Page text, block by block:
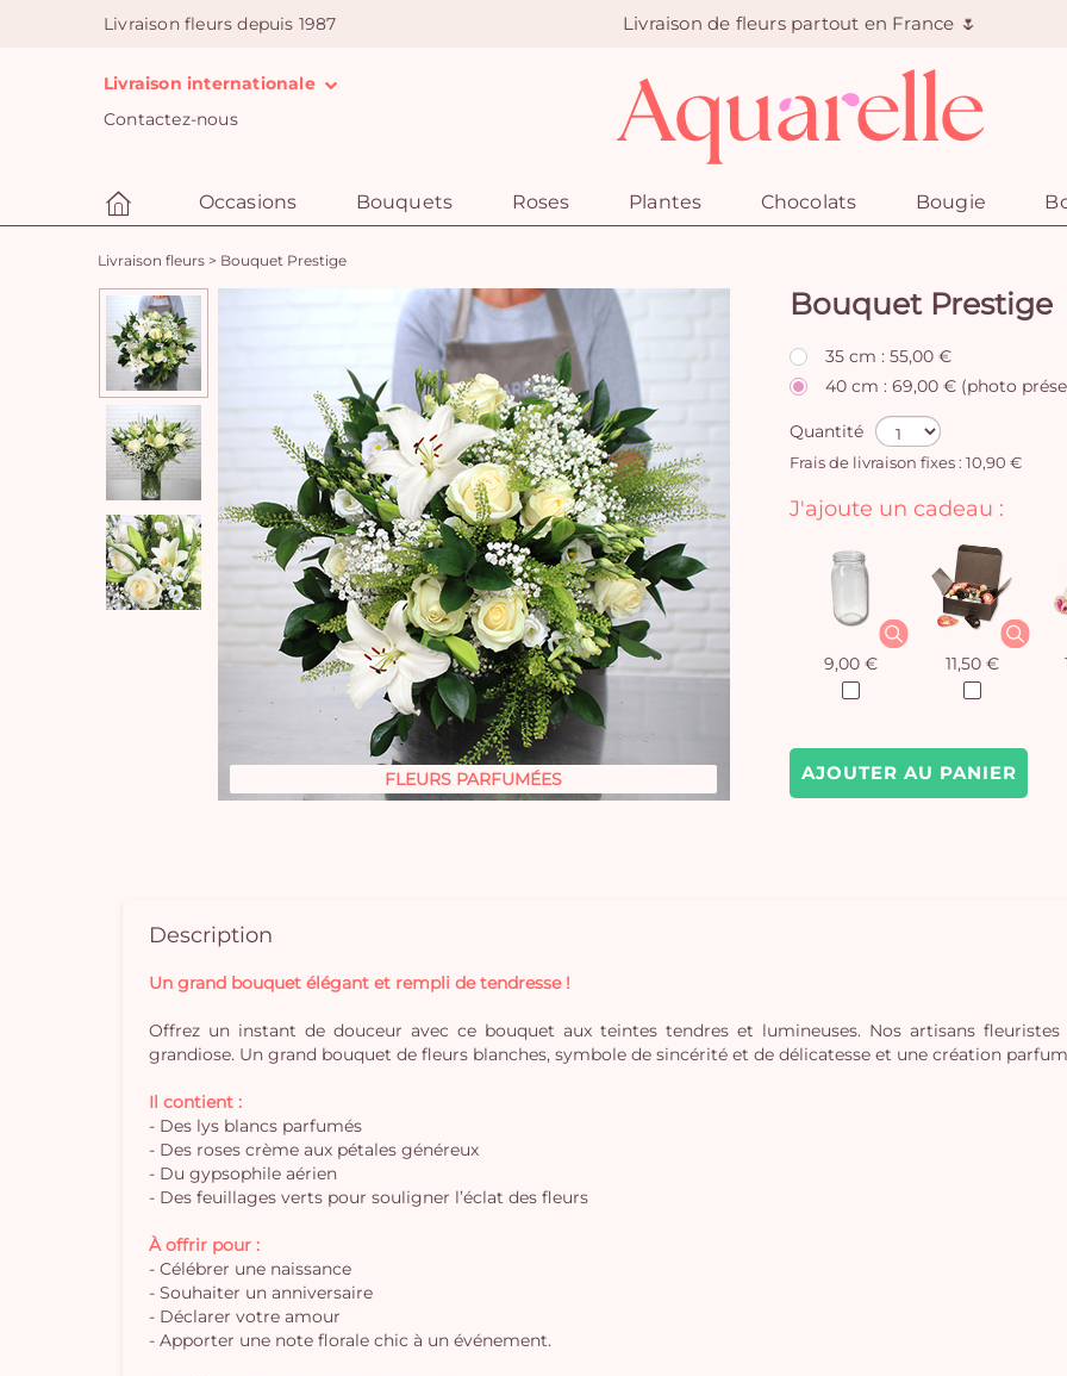
Livraison fleurs depuis 1987 Livraison de fleurs partout en France 🌷
Livraison internationale
Contactez-nous
Occasions Bouquets Roses Plantes Chocolats Bougie
Livraison fleurs > Bouquet Prestige
FLEURS PARFUMÉES
Bouquet Prestige
35 cm : 55,00 €
40 cm : 69,00 € (photo
Quantité
Frais de livraison fixes : 10,90 €
AJOUTER AU PANIER
J'ajoute un cadeau :
9,00 € 11,50 €
Description
Un grand bouquet élégant et rempli de tendresse !
Offrez un instant de douceur avec ce bouquet aux teintes tendres et lumineuses. Nos artisans
grandiose. Un grand bouquet de fleurs blanches, symbole de sincérité et de délicatesse et une création
Il contient :
- Des lys blancs parfumés
- Des roses crème aux pétales généreux
- Du gypsophile aérien
- Des feuillages verts pour souligner l’éclat des fleurs
À offrir pour :
- Célébrer une naissance
- Souhaiter un anniversaire
- Déclarer votre amour
- Apporter une note florale chic à un événement.